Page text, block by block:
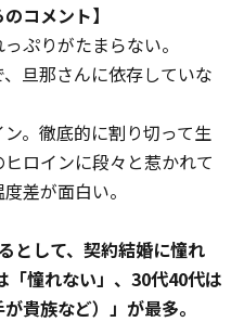
コメント】
ぷりがたまらない。
旦那さんに依存していな
。徹底的に割り切って生
ロインに段々と惹かれて
差が面白い。
として、契約結婚に憧れ
「憧れない」、30代40代は
貴族など）」が最多。